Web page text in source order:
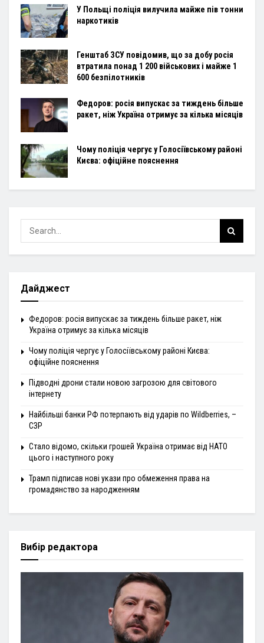
У Польщі поліція вилучила майже пів тонни
наркотиків
Генштаб ЗСУ повідомив, що за добу росія
втратила понад 1 200 військових і майже 1
600 безпілотників
Федоров: росія випускає за тиждень більше
ракет, ніж Україна отримує за кілька місяців
Чому поліція чергує у Голосіївському районі
Києва: офіційне пояснення
Дайджест
Федоров: росія випускає за тиждень більше ракет, ніж
Україна отримує за кілька місяців
Чому поліція чергує у Голосіївському районі Києва:
офіційне пояснення
Підводні дрони стали новою загрозою для світового
інтернету
Найбільші банки РФ потерпають від ударів по Wildberries, –
СЗР
Стало відомо, скільки грошей Україна отримає від НАТО
цього і наступного року
Трамп підписав нові укази про обмеження права на
громадянство за народженням
Вибір редактора